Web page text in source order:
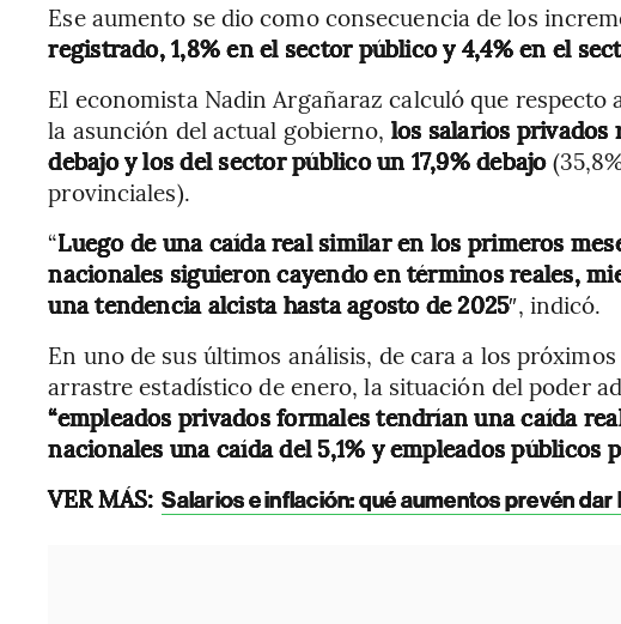
Ese aumento se dio como consecuencia de los
registrado, 1,8% en el sector público y 4,4% en el
El economista Nadin Argañaraz calculó que respecto
la asunción del actual gobierno, los salarios privados
debajo y los del sector público un 17,9% debajo
provinciales).
“Luego de una caída real similar en los primeros
nacionales siguieron cayendo en términos reales,
una tendencia alcista hasta agosto de 2025″, indicó.
En uno de sus últimos análisis, de cara a los
arrastre estadístico de enero, la situación del poder
“empleados privados formales tendrían una caída
nacionales una caída del 5,1% y empleados públicos
VER MÁS: Salarios e inflación: qué aumentos prevén